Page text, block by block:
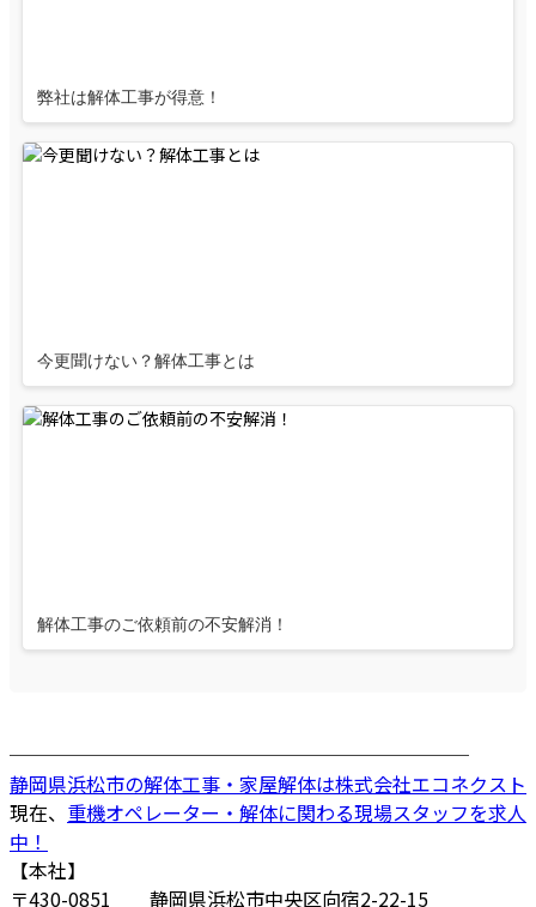
弊社は解体工事が得意！
今更聞けない？解体工事とは
解体工事のご依頼前の不安解消！
────────────────────────
静岡県浜松市の解体工事・家屋解体は株式会社エコネクスト
現在、 重機オペレーター・解体に関わる現場スタッフを求人
中！
【本社】
〒430-0851 静岡県浜松市中央区向宿2-22-15